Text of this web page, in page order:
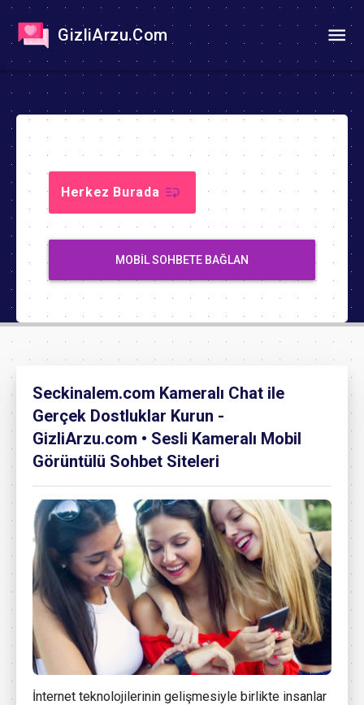
GizliArzu.Com
Herkez Burada
MOBIL SOHBETE BAĞLAN
Seckinalem.com Kameralı Chat ile
Gerçek Dostluklar Kurun -
GizliArzu.com • Sesli Kameralı Mobil
Görüntülü Sohbet Siteleri
İnternet teknolojilerinin gelişmesiyle birlikte insanlar